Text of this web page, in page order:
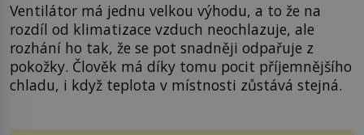
Ventilátor má jednu velkou výhodu, a to že na
rozdíl od klimatizace vzduch neochlazuje, ale
rozhání ho tak, že se pot snadněji odpařuje z
pokožky. Člověk má díky tomu pocit příjemnějšího
chladu, i když teplota v místnosti zůstává stejná.